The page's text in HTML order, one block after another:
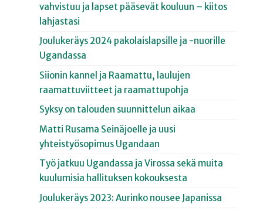
vahvistuu ja lapset pääsevät kouluun – kiitos
lahjastasi
Joulukeräys 2024 pakolaislapsille ja -nuorille
Ugandassa
Siionin kannel ja Raamattu, laulujen
raamattuviitteet ja raamattupohja
Syksy on talouden suunnittelun aikaa
Matti Rusama Seinäjoelle ja uusi
yhteistyösopimus Ugandaan
Työ jatkuu Ugandassa ja Virossa sekä muita
kuulumisia hallituksen kokouksesta
Joulukeräys 2023: Aurinko nousee Japanissa